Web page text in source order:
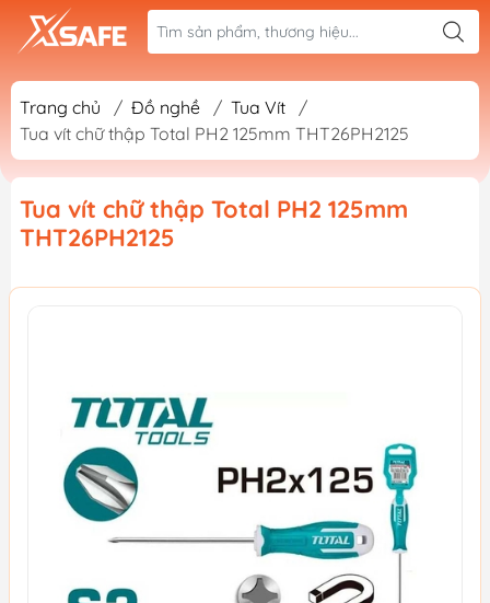
Trang chủ / Đồ nghề / Tua Vít
/
Tua vít chữ thập Total PH2 125mm THT26PH2125
Tua vít chữ thập Total PH2 125mm
THT26PH2125